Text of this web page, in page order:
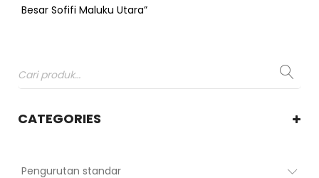
Besar Sofifi Maluku Utara”
CATEGORIES
Pengurutan standar